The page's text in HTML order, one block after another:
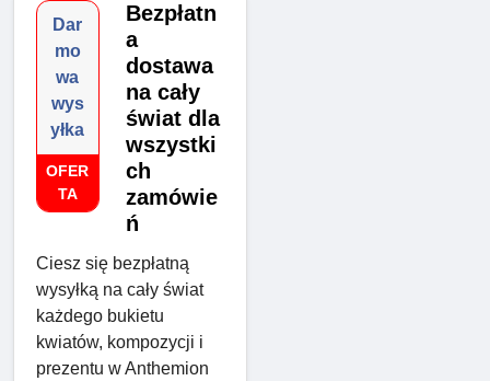
Dar
mo
wa
wys
yłka
OFER
TA
Bezpłatn
a
dostawa
na cały
świat dla
wszystki
ch
zamówie
ń
Ciesz się bezpłatną
wysyłką na cały świat
każdego bukietu
kwiatów, kompozycji i
prezentu w Anthemion